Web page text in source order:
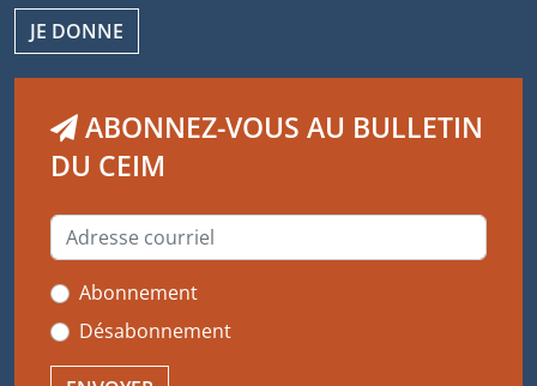
JE DONNE
ABONNEZ-VOUS AU BULLETIN
DU CEIM
Abonnement
Désabonnement